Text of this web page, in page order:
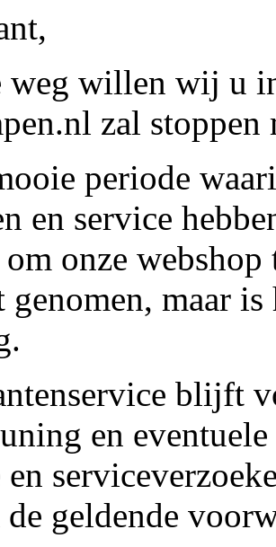
weg willen wij u
zal stoppen
periode
en service
onze
maar
blijft
en
en
geldende